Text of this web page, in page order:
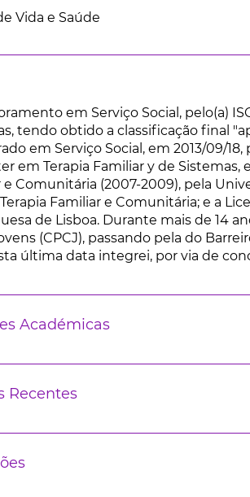
Vida e Saúde
em Serviço Social, pelo(a)
tendo obtido a classificação final
em Serviço Social, em 2013/09/
em Terapia Familiar y de Sistemas,
e Comunitária (2007-2009), pela
Familiar e Comunitária; e a
de Lisboa. Durante mais de 14
(CPCJ), passando pela do
última data integrei, por via de
Académicas
Recentes